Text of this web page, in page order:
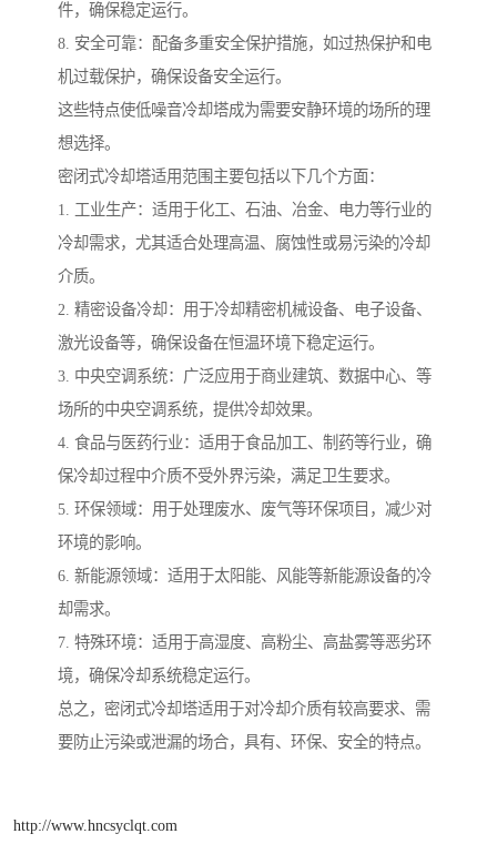
件，确保稳定运行。
8. 安全可靠：配备多重安全保护措施，如过热保护和电
机过载保护，确保设备安全运行。
这些特点使低噪音冷却塔成为需要安静环境的场所的理
想选择。
密闭式冷却塔适用范围主要包括以下几个方面：
1. 工业生产：适用于化工、石油、冶金、电力等行业的
冷却需求，尤其适合处理高温、腐蚀性或易污染的冷却
介质。
2. 精密设备冷却：用于冷却精密机械设备、电子设备、
激光设备等，确保设备在恒温环境下稳定运行。
3. 中央空调系统：广泛应用于商业建筑、数据中心、等
场所的中央空调系统，提供冷却效果。
4. 食品与医药行业：适用于食品加工、制药等行业，确
保冷却过程中介质不受外界污染，满足卫生要求。
5. 环保领域：用于处理废水、废气等环保项目，减少对
环境的影响。
6. 新能源领域：适用于太阳能、风能等新能源设备的冷
却需求。
7. 特殊环境：适用于高湿度、高粉尘、高盐雾等恶劣环
境，确保冷却系统稳定运行。
总之，密闭式冷却塔适用于对冷却介质有较高要求、需
要防止污染或泄漏的场合，具有、环保、安全的特点。
http://www.hncsyclqt.com